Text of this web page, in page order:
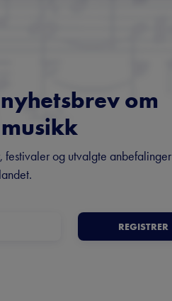
om
festivaler og utvalgte anbefalinger
REGISTRER